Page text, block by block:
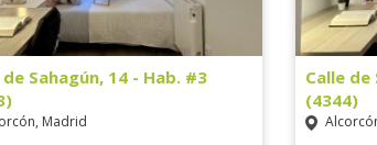
de Sahagún, 14 - Hab. #3
Madrid
Calle de
(4344)